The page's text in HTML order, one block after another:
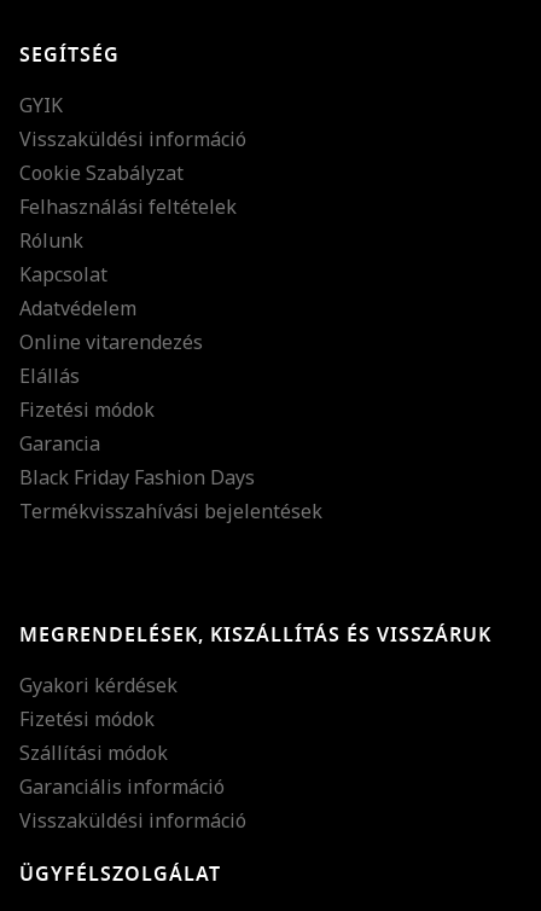
SEGÍTSÉG
GYIK
Visszaküldési információ
Cookie Szabályzat
Felhasználási feltételek
Rólunk
Kapcsolat
Adatvédelem
Online vitarendezés
Elállás
Fizetési módok
Garancia
Black Friday Fashion Days
Termékvisszahívási bejelentések
MEGRENDELÉSEK, KISZÁLLÍTÁS ÉS VISSZÁRUK
Gyakori kérdések
Fizetési módok
Szállítási módok
Garanciális információ
Visszaküldési információ
ÜGYFÉLSZOLGÁLAT